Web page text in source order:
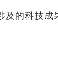
及的科技成